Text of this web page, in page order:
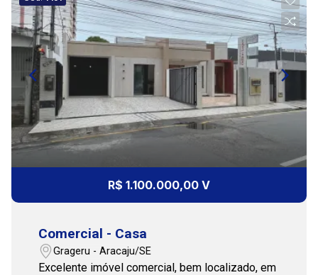
13:00
14:00
15:00
16:00
R$ 1.100.000,00 V
Comercial - Casa
Grageru - Aracaju/SE
Excelente imóvel comercial, bem localizado, em